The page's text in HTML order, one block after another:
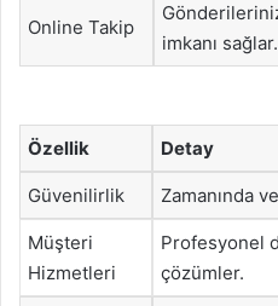
Online Takip
imkanı sağlar.
Özellik Detay
Güvenilirlik Zamanında
Müşteri
Hizmetleri
Profesyonel
çözümler.